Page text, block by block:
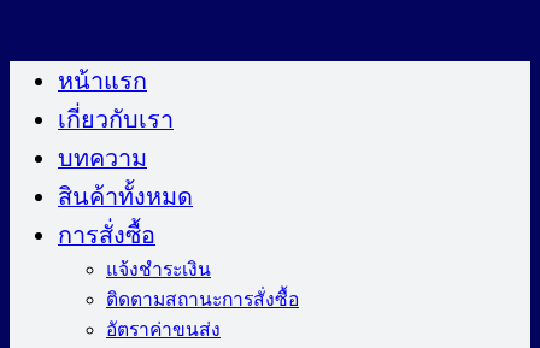
ไป
หน้าแรก
เกี่ยวกับเรา
บทความ
สินค้าทั้งหมด
การสั่งซื้อ
แจ้งชำระเงิน
ติดตามสถานะการสั่งซื้อ
อัตราค่าขนส่ง